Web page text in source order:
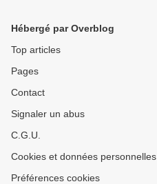
Hébergé par Overblog
Top articles
Pages
Contact
Signaler un abus
C.G.U.
Cookies et données personnelles
Préférences cookies